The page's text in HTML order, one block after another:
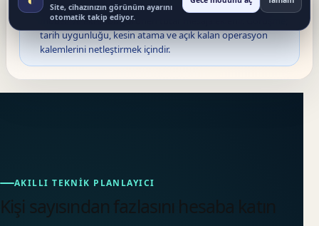
💬 WhatsApp görüşmesi:Seçtiğiniz seçilen ürün / kurulum
modeli ve ekranda görünen tutar mesaja eklenir. Görüşme;
tarih uygunluğu, kesin atama ve açık kalan operasyon
kalemlerini netleştirmek içindir.
AKILLI TEKNIK PLANLAYICI
Kişi sayısından fazlasını hesaba katın
Site, cihazınızın görünüm ayarını
otomatik takip ediyor.